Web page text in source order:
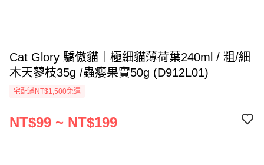
Cat Glory 驕傲貓｜極細貓薄荷葉240ml / 粗/細
木天蓼枝35g /蟲癭果實50g (D912L01)
宅配滿NT$1,500免運
NT$99 ~ NT$199